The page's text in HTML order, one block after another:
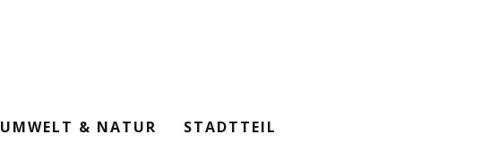
UMWELT & NATUR
STADTTEIL